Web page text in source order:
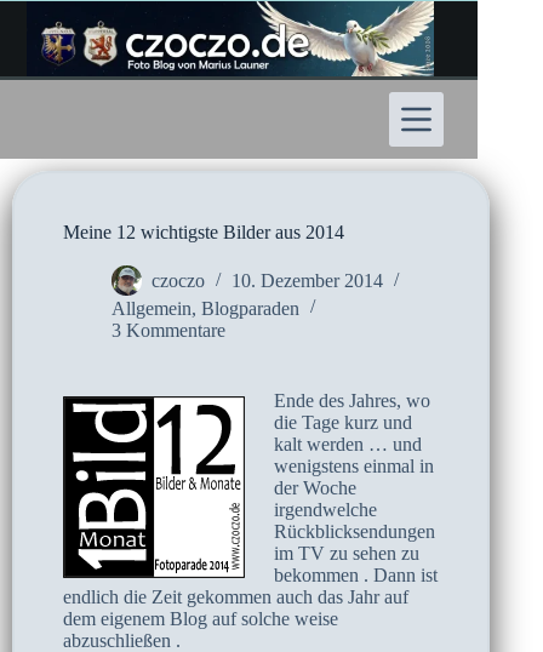
Inhalt
springen
Meine 12 wichtigste Bilder aus 2014
czoczo
10. Dezember 2014
Allgemein, Blogparaden
3 Kommentare
Ende des Jahres, wo
die Tage kurz und
kalt werden … und
wenigstens einmal in
der Woche
irgendwelche
Rückblicksendungen
im TV zu sehen zu
bekommen . Dann ist
endlich die Zeit gekommen auch das Jahr auf
dem eigenem Blog auf solche weise
abzuschließen .